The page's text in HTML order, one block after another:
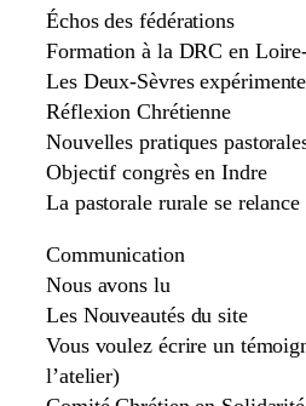
Échos des fédérations
Formation à la DRC en
Les Deux-Sèvres
Réflexion Chrétienne
Nouvelles pratiques
Objectif congrès en Indre
La pastorale rurale se
Communication
Nous avons lu
Les Nouveautés du site
Vous voulez écrire un
l’atelier)